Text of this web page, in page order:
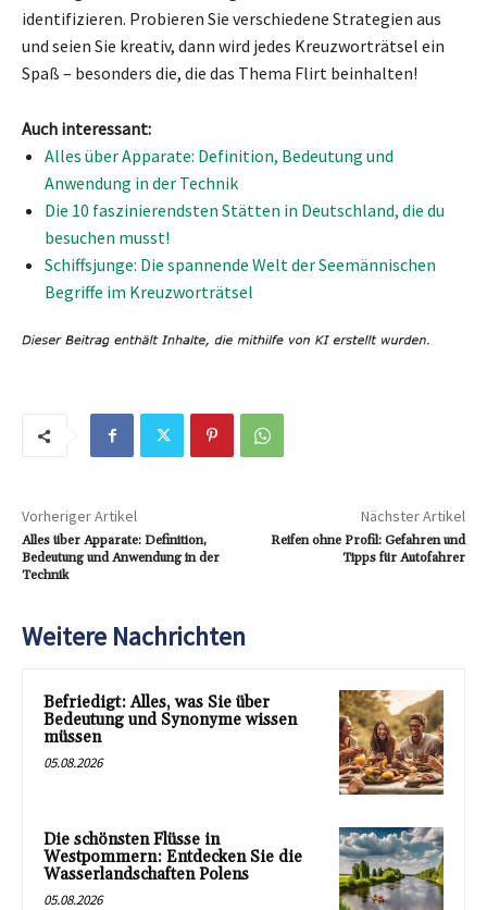
identifizieren. Probieren Sie verschiedene Strategien aus
und seien Sie kreativ, dann wird jedes Kreuzworträtsel ein
Spaß – besonders die, die das Thema Flirt beinhalten!
Auch interessant:
Alles über Apparate: Definition, Bedeutung und
Anwendung in der Technik
Die 10 faszinierendsten Stätten in Deutschland, die du
besuchen musst!
Schiffsjunge: Die spannende Welt der Seemännischen
Begriffe im Kreuzworträtsel
Vorheriger Artikel
Alles über Apparate: Definition,
Bedeutung und Anwendung in der
Technik
Nächster Artikel
Reifen ohne Profil: Gefahren und
Tipps für Autofahrer
Weitere Nachrichten
Befriedigt: Alles, was Sie über
Bedeutung und Synonyme wissen
müssen
05.08.2026
Die schönsten Flüsse in
Westpommern: Entdecken Sie die
Wasserlandschaften Polens
05.08.2026